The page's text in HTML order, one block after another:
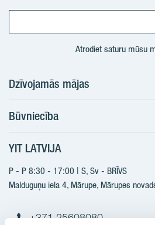
Atrodiet saturu mūsu
Dzīvojamās mājas
Meklēt dzīvokli
Nākotnes projekti
Pārdošanas informācija
YIT Plus
Kontakti
Būvniecība
Būvniecība
Jaunie projekti
Realizētie projekti
YIT LATVIJA
P - P 8:30 - 17:00 | S, Sv - BRĪVS
Malduguņu iela 4, Mārupe, Mārupes
+371 25608080